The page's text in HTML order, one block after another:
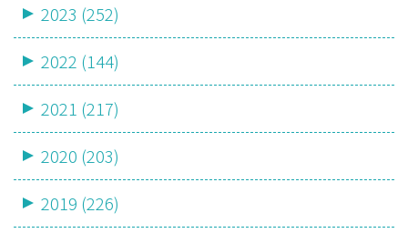
2023 (252)
2022 (144)
2021 (217)
2020 (203)
2019 (226)